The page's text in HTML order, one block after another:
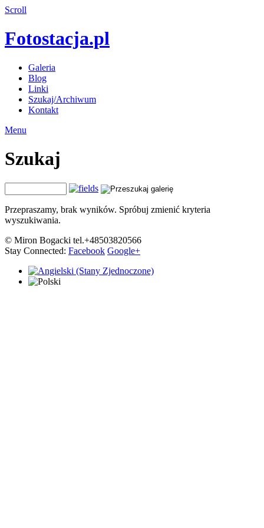
Scroll
Fotostacja.pl
Galeria
Blog
Linki
Szukaj/Archiwum
Kontakt
Menu
Szukaj
Przepraszamy, brak wyników. Spróbuj zmienić kryteria
wyszukiwania.
© Miron Bogacki tel.+48503820566
Stay Connected: Facebook Google+